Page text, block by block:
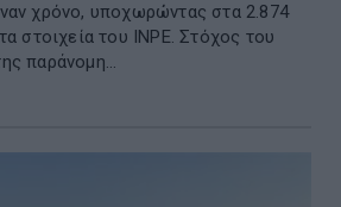
χρόνο, υποχωρώντας στα 2.874
στοιχεία του INPE. Στόχος του
παράνομη...